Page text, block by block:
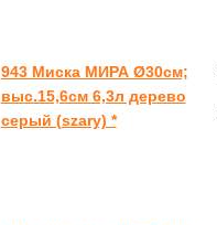
943 Миска МИРА Ø30см;
выс.15,6см 6,3л дерево
серый (szary) *